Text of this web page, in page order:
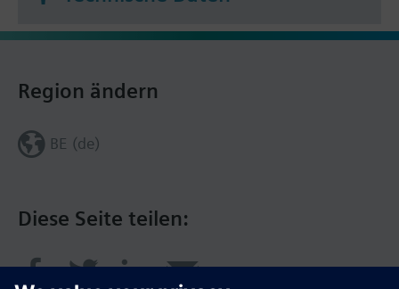
Diese Seite teilen:
Region ändern
BE (de)